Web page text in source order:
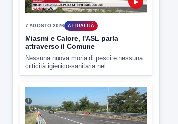
▶
7 AGOSTO 2026 ATTUALITÀ
Miasmi e Calore, l'ASL parla
attraverso il Comune
Nessuna nuova moria di pesci e nessuna
criticità igienico-sanitaria nel...